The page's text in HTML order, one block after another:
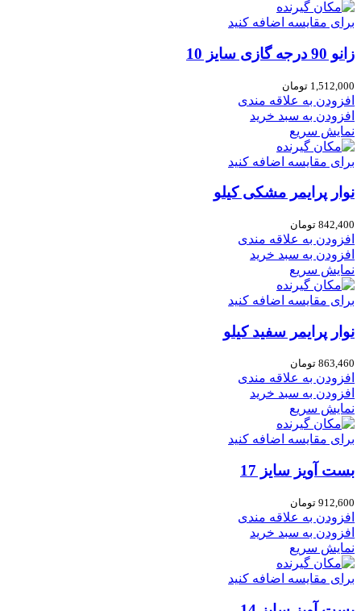
برای مقایسه اضافه کنید
زانو 90 درجه گازی سایز 10
1,512,000 تومان
افزودن به علاقه مندی
افزودن به سبد خرید
نمایش سریع
برای مقایسه اضافه کنید
نوار پرایمر مشکی کیلو
842,400 تومان
افزودن به علاقه مندی
افزودن به سبد خرید
نمایش سریع
برای مقایسه اضافه کنید
نوار پرایمر سفید کیلو
863,460 تومان
افزودن به علاقه مندی
افزودن به سبد خرید
نمایش سریع
برای مقایسه اضافه کنید
بست آویز سایز 17
912,600 تومان
افزودن به علاقه مندی
افزودن به سبد خرید
نمایش سریع
برای مقایسه اضافه کنید